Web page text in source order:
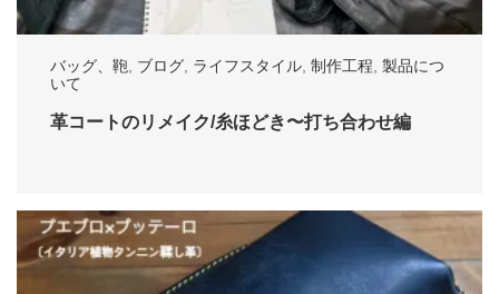
バッグ、鞄, ブログ, ライフスタイル, 制作工程, 製品につ
いて
革コートのリメイク/糸ほどき〜打ち合わせ編